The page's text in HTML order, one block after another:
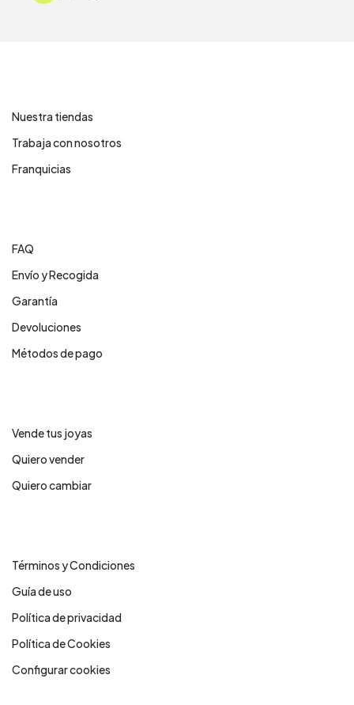
Nuestra tiendas
Trabaja con nosotros
Franquicias
FAQ
Envío y Recogida
Garantía
Devoluciones
Métodos de pago
Vende tus joyas
Quiero vender
Quiero cambiar
Términos y Condiciones
Guía de uso
Política de privacidad
Política de Cookies
Configurar cookies